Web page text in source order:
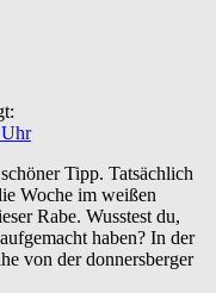
Tipp. Tatsächlich
Woche im weißen
Rabe. Wusstest du,
haben? In der
von der donnersberger